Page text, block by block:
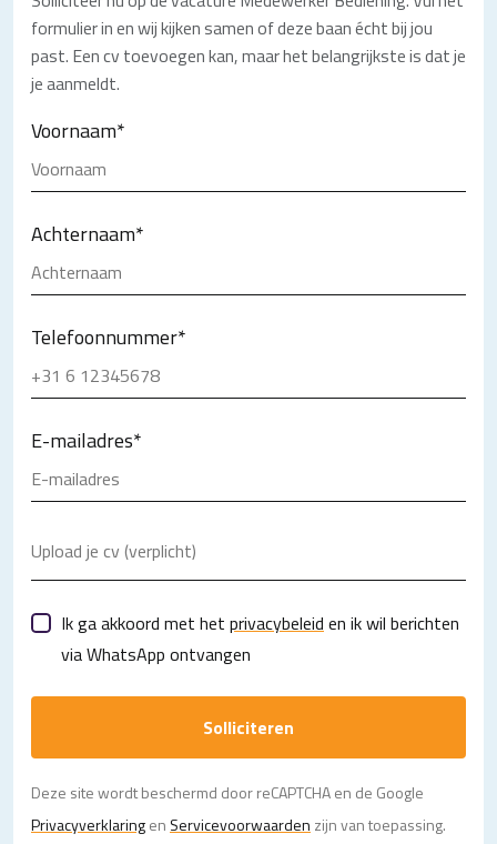
formulier in en wij kijken samen of deze baan écht bij jou
past. Een cv toevoegen kan, maar het belangrijkste is dat je
je aanmeldt.
Voornaam*
Achternaam*
Telefoonnummer*
E-mailadres*
Upload je cv (verplicht)
Ik ga akkoord met het privacybeleid en ik wil berichten
via WhatsApp ontvangen
Solliciteren
Deze site wordt beschermd door reCAPTCHA en de Google
Privacy­verklaringen Servicevoorwaarden zijn van toepassing.